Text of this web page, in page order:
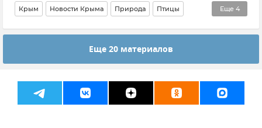
Еще 4
Крым Новости Крыма Природа Птицы
Птицы Крыма Чатыр-Даг Алушта
Минэкологии КрымаЕще 20 материалов